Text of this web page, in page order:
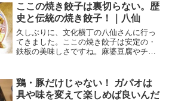
送りして、本日の業務終了♪午後は丸々会
議でヘトヘトだったの...
ここの焼き餃子は裏切らない。歴
史と伝統の焼き餃子！｜八仙
久しぶりに、文化横丁の八仙さんに行っ
てきました。ここの焼き餃子は安定の・
鉄板の美味しさですね。麻婆豆腐やチャ
ご来仙。お互いにいろいろと、積もり積
もった話もありまして、週...
鶏・豚だけじゃない！ ガパオは
具や味を変えて楽しめば良いんだ